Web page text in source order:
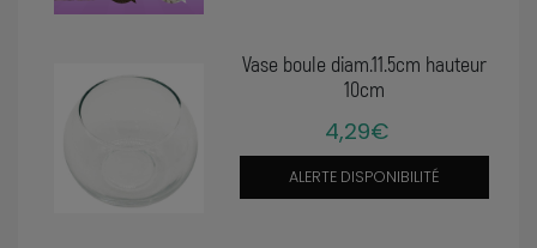
Vase boule diam.11.5cm hauteur
10cm
4,29€
ALERTE DISPONIBILITÉ